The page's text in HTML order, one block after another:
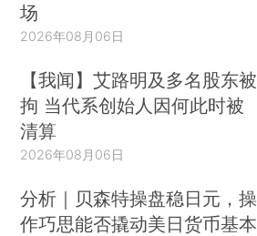
场
2026年08月06日
【我闻】艾路明及多名股东被
拘 当代系创始人因何此时被
清算
2026年08月06日
分析｜贝森特操盘稳日元，操
作巧思能否撬动美日货币基本